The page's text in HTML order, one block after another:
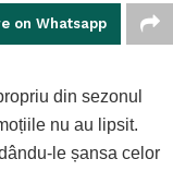
on Whatsapp
din sezonul
nu au lipsit.
le șansa celor